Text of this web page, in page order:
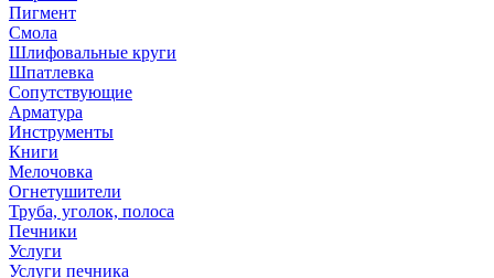
Пигмент
Смола
Шлифовальные круги
Шпатлевка
Сопутствующие
Арматура
Инструменты
Книги
Мелочовка
Огнетушители
Труба, уголок, полоса
Печники
Услуги
Услуги печника